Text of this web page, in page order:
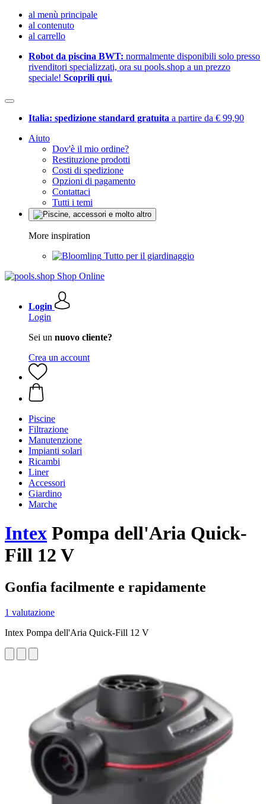
al menù principale
al contenuto
al carrello
Robot da piscina BWT: normalmente disponibili solo presso
rivenditori specializzati, ora su pools.shop a un prezzo
speciale! Scoprili qui.
Italia: spedizione standard gratuita a partire da € 99,90
Aiuto
Dov'è il mio ordine?
Restituzione prodotti
Costi di spedizione
Opzioni di pagamento
Contattaci
Tutti i temi
More inspiration
Tutto per il giardinaggio
Login
Login
Sei un nuovo cliente?
Crea un account
Piscine
Filtrazione
Manutenzione
Impianti solari
Ricambi
Liner
Accessori
Giardino
Marche
Intex Pompa dell'Aria Quick-
Fill 12 V
Gonfia facilmente e rapidamente
1 valutazione
Intex Pompa dell'Aria Quick-Fill 12 V